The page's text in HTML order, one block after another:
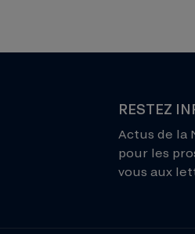
RESTEZ
Actus de la
pour les
vous aux